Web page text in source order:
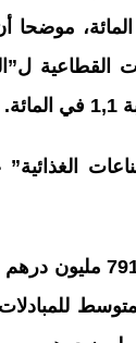
بذلك أداؤه منذ بداية العام إلى
الغذائية”